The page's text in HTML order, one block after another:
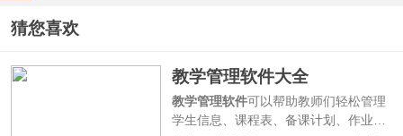
猜您喜欢
教学管理软件大全
教学管理软件可以帮助教师们轻松管理
学生信息、课程表、备课计划、作业评